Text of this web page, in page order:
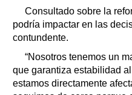
Consultado sobre la
podría impactar en las
contundente.
“Nosotros tenemos un
que garantiza estabilidad
estamos directamente